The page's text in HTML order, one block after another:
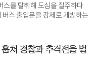
스를 탈취해 도심을 질주하다
스 출입문을 강제로 개방하는
쳐 경찰과 추격전을 벌